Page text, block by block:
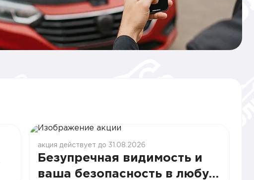
акция действует до 31.08.2026
Безупречная видимость и
ваша безопасность в любую